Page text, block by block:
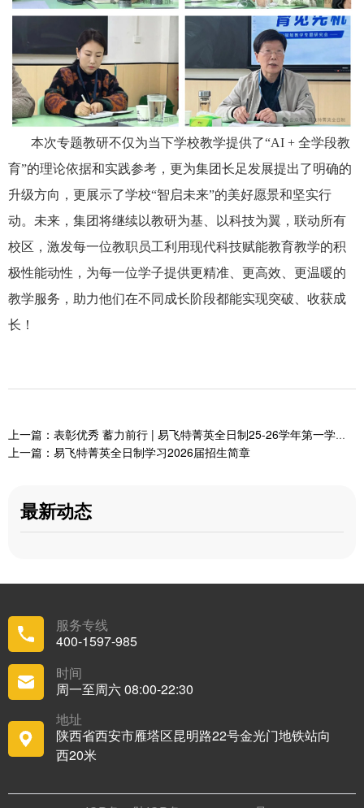
本次专题教研不仅为当下学校教学提供了“AI + 全学段教
育”的理论依据和实践参考，更为集团长足发展提出了明确的
升级方向，更展示了学校“智启未来”的美好愿景和坚实行
动。未来，集团将继续以教研为基、以科技为翼，联动所有
校区，激发每一位教职员工利用现代科技赋能教育教学的积
极性能动性，为每一位学子提供更精准、更高效、更温暖的
教学服务，助力他们在不同成长阶段都能实现突破、收获成
长！
上一篇：表彰优秀 蓄力前行 | 易飞特菁英全日制25-26学年第一学期期中考试学习经验总结交流暨表彰大会圆满举行！
上一篇：易飞特菁英全日制学习2026届招生简章
最新动态
服务专线
400-1597-985
时间
周一至周六 08:00-22:30
地址
陕西省西安市雁塔区昆明路22号金光门地铁站向
西20米